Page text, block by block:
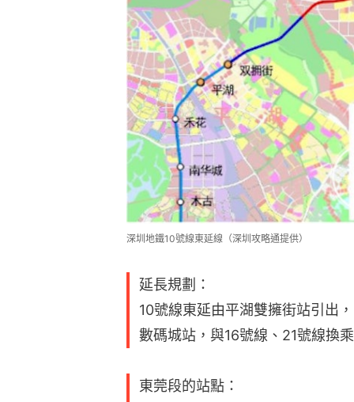
深圳地鐵10號線東延線（深圳攻略通提供）
延長規劃：
10號線東延由平湖雙擁街站引出
數碼城站，與16號線、21號線換
東莞段的站點：